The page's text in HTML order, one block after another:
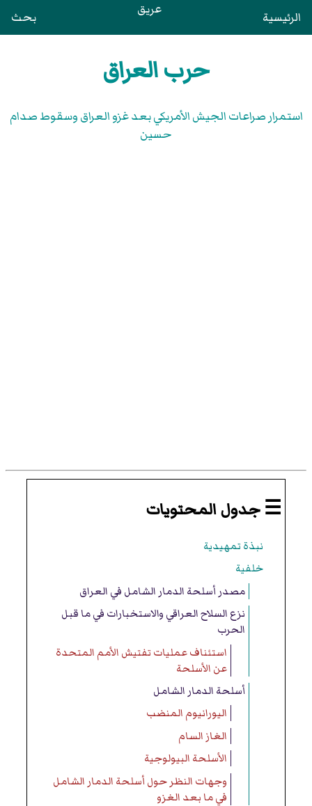
الرئيسية عريق بحث
حرب العراق
استمرار صراعات الجيش الأمريكي بعد غزو العراق وسقوط صدام
حسين
☰ جدول المحتويات
نبذة تمهيدية
خلفية
مصدر أسلحة الدمار الشامل في العراق
نزع السلاح العراقي والاستخبارات في ما قبل
الحرب
استئناف عمليات تفتيش الأمم المتحدة
عن الأسلحة
أسلحة الدمار الشامل
اليورانيوم المنضب
الغاز السام
الأسلحة البيولوجية
وجهات النظر حول أسلحة الدمار الشامل
في ما بعد الغزو